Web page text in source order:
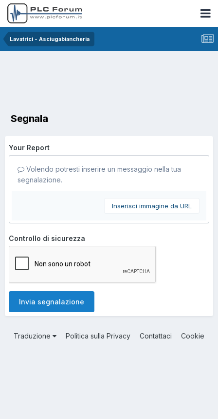
Lavatrici - Asciugabiancheria
Segnala
Your Report
Volendo potresti inserire un messaggio nella tua
segnalazione.
Inserisci immagine da URL
Controllo di sicurezza
Invia segnalazione
Traduzione Politica sulla Privacy Contattaci Cookie